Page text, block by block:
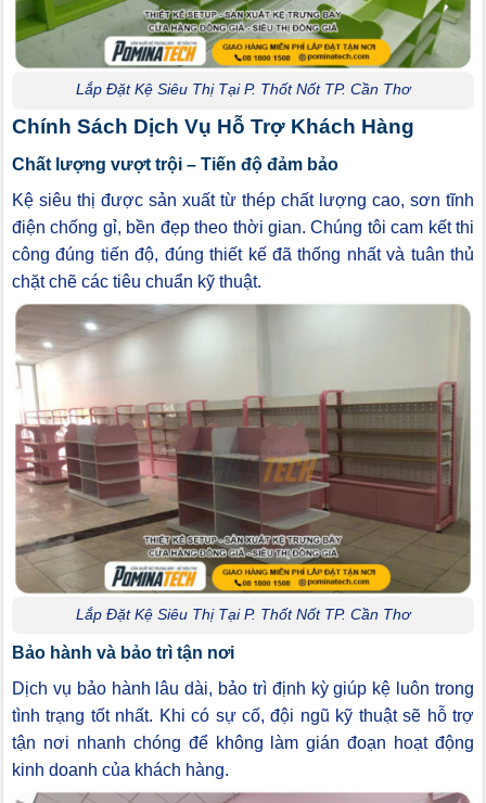
Lắp Đặt Kệ Siêu Thị Tại P. Thốt Nốt TP. Cần Thơ
Chính Sách Dịch Vụ Hỗ Trợ Khách Hàng
Chất lượng vượt trội – Tiến độ đảm bảo
Kệ siêu thị được sản xuất từ thép chất lượng cao, sơn tĩnh
điện chống gỉ, bền đẹp theo thời gian. Chúng tôi cam kết thi
công đúng tiến độ, đúng thiết kế đã thống nhất và tuân thủ
chặt chẽ các tiêu chuẩn kỹ thuật.
Lắp Đặt Kệ Siêu Thị Tại P. Thốt Nốt TP. Cần Thơ
Bảo hành và bảo trì tận nơi
Dịch vụ bảo hành lâu dài, bảo trì định kỳ giúp kệ luôn trong
tình trạng tốt nhất. Khi có sự cố, đội ngũ kỹ thuật sẽ hỗ trợ
tận nơi nhanh chóng để không làm gián đoạn hoạt động
kinh doanh của khách hàng.